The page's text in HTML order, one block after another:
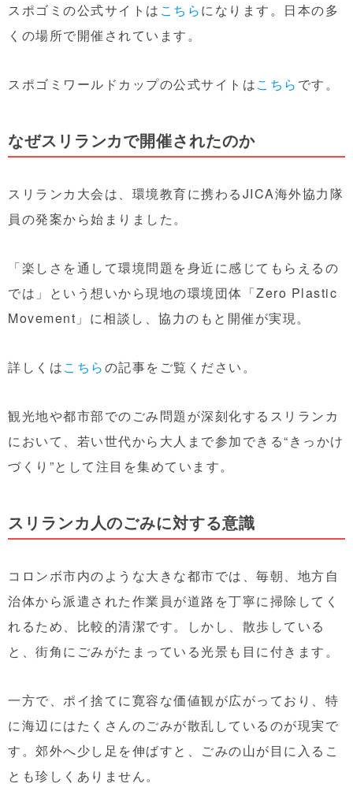
スポゴミの公式サイトは こちらになります。日本の多
くの場所で開催されています。
スポゴミワールドカップの公式サイトはこちら です。
なぜスリランカで開催されたのか
スリランカ大会は、環境教育に携わるJICA海外協力隊
員の発案から始まりました。
「楽しさを通して環境問題を身近に感じてもらえるの
では」という想いから現地の環境団体「Zero Plastic
Movement」に相談し、協力のもと開催が実現。
詳しくはこちらの記事をご覧ください。
観光地や都市部でのごみ問題が深刻化するスリランカ
において、若い世代から大人まで参加できる“きっかけ
づくり”として注目を集めています。
スリランカ人のごみに対する意識
コロンボ市内のような大きな都市では、毎朝、地方自
治体から派遣された作業員が道路を丁寧に掃除してく
れるため、比較的清潔です。しかし、散歩している
と、街角にごみがたまっている光景も目に付きます。
一方で、ポイ捨てに寛容な価値観が広がっており、特
に海辺にはたくさんのごみが散乱しているのが現実で
す。郊外へ少し足を伸ばすと、ごみの山が目に入るこ
とも珍しくありません。